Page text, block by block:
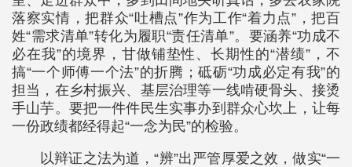
落察实情，把群众“吐槽点”作为工作“着力点”，把百
姓“需求清单”转化为履职“责任清单”。要涵养“功成不
必在我”的境界，甘做铺垫性、长期性的“潜绩”，不
搞“一个师傅一个法”的折腾；砥砺“功成必定有我”的
担当，在乡村振兴、基层治理等一线啃硬骨头、接烫
手山芋。要把一件件民生实事办到群众心坎上，让每
一份政绩都经得起“一念为民”的检验。
以辩证之法为道，“辨”出严管厚爱之效，做实“一